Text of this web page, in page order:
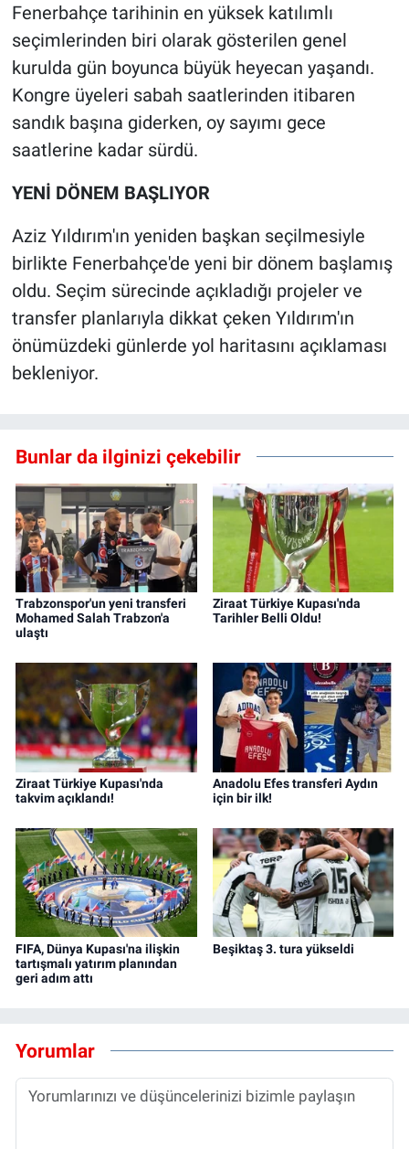
Fenerbahçe tarihinin en yüksek katılımlı
seçimlerinden biri olarak gösterilen genel
kurulda gün boyunca büyük heyecan yaşandı.
Kongre üyeleri sabah saatlerinden itibaren
sandık başına giderken, oy sayımı gece
saatlerine kadar sürdü.
YENİ DÖNEM BAŞLIYOR
Aziz Yıldırım'ın yeniden başkan seçilmesiyle
birlikte Fenerbahçe'de yeni bir dönem başlamış
oldu. Seçim sürecinde açıkladığı projeler ve
transfer planlarıyla dikkat çeken Yıldırım'ın
önümüzdeki günlerde yol haritasını açıklaması
bekleniyor.
Bunlar da ilginizi çekebilir
Trabzonspor'un yeni transferi
Mohamed Salah Trabzon'a
ulaştı
Ziraat Türkiye Kupası'nda
Tarihler Belli Oldu!
Ziraat Türkiye Kupası'nda
takvim açıklandı!
Anadolu Efes transferi Aydın
için bir ilk!
FIFA, Dünya Kupası'na ilişkin
tartışmalı yatırım planından
geri adım attı
Beşiktaş 3. tura yükseldi
Yorumlar